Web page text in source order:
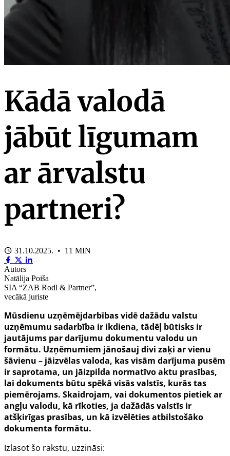
Kādā valodā
jābūt līgumam
ar ārvalstu
partneri?
31.10.2025. • 11 MIN
Autors
Natālija Poiša
SIA “ZAB Rodl & Partner”,
vecākā juriste
Mūsdienu uzņēmējdarbības vidē dažādu valstu
uzņēmumu sadarbība ir ikdiena, tādēļ būtisks ir
jautājums par darījumu dokumentu valodu un
formātu. Uzņēmumiem jānošauj divi zaķi ar vienu
šāvienu – jāizvēlas valoda, kas visām darījuma pusēm
ir saprotama, un jāizpilda normatīvo aktu prasības,
lai dokuments būtu spēkā visās valstīs, kurās tas
piemērojams. Skaidrojam, vai dokumentos pietiek ar
angļu valodu, kā rīkoties, ja dažādās valstīs ir
atšķirīgas prasības, un kā izvēlēties atbilstošāko
dokumenta formātu.
Izlasot šo rakstu, uzzināsi: